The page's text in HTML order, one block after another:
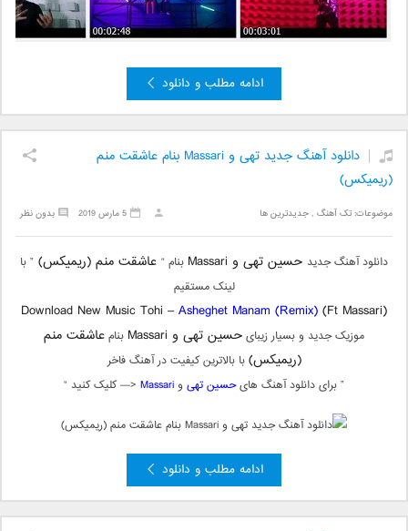
ادامه مطلب و دانلود
دانلود آهنگ جدید تهی و Massari بنام عاشقت منم
(ریمیکس)
موضوعات:تک آهنگ ,جدیدترین ها بدون نظر 5 مارس 2019
دانلود آهنگ جدید حسین تهی و Massari بنام “ عاشقت منم (ریمیکس) ” با
لینک مستقیم
Download New Music Tohi –Asheghet Manam (Remix) (Ft Massari)
موزیک جدید و بسیار زیبایحسین تهی و Massari بنامعاشقت منم
(ریمیکس)با بالاترین کیفیت در آهنگ فاخر
” برای دانلود آهنگ هایحسین تهی وMassari <— کلیک کنید “
ادامه مطلب و دانلود